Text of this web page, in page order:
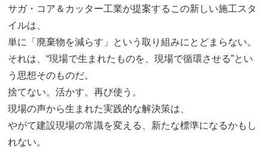
サガ・コア＆カッター工業が提案するこの新しい施工スタ
イルは、
単に「廃棄物を減らす」という取り組みにとどまらない。
それは、“現場で生まれたものを、現場で循環させる”とい
う思想そのものだ。
捨てない。活かす。再び使う。
現場の声から生まれた実践的な解決策は、
やがて建設現場の常識を変える、新たな標準になるかもし
れない。